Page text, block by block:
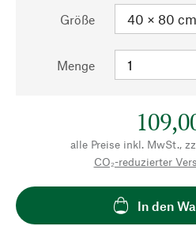
Größe
Menge
alle Preise inkl. MwSt.,
CO₂-reduzierter
In den